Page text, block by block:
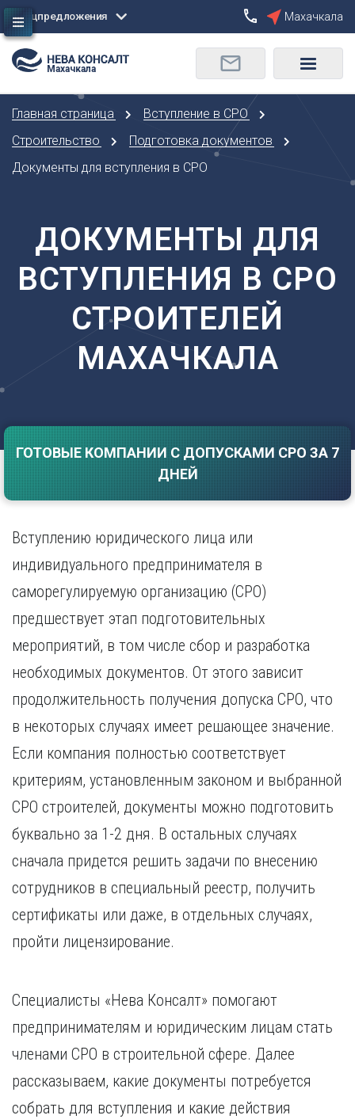
Сбросить
Москва
Санкт-Петербург
Астрахань
Барнаул
Белгород
Брянск
В
Владивосток
Владикавказ
Владимир
Волгоград
Екатеринбург
И
Иваново
Иркутск
К
Калининград
Калуга
Кемерово
Краснодар
Красноярск
Курск
Л
Липецк
М
Магнитогорск
Махачкала
Н
Набережные Челны
Нижний Новгород
Новосибирск
О
Омск
Орел
Оренбург
Р
Ростов-на-Дону
Рязань
С
Самара
Саранск
Саратов
Смоленск
Сочи
Тверь
Томск
Тула
У
Ульяновск
Уфа
Х
Хабаровск
Ч
Чебоксары
Череповец
Чита
Я
Ярославль
Спецпредложения Махачкала
Махачкала
Главная страница
Вступление в СРО
Строительство
Подготовка документов
Документы для вступления в СРО
ДОКУМЕНТЫ ДЛЯ
ВСТУПЛЕНИЯ В СРО
СТРОИТЕЛЕЙ
МАХАЧКАЛА
ГОТОВЫЕ КОМПАНИИ С ДОПУСКАМИ СРО ЗА 7
ДНЕЙ
Вступлению юридического лица или
индивидуального предпринимателя в
саморегулируемую организацию (СРО)
предшествует этап подготовительных
мероприятий, в том числе сбор и разработка
необходимых документов. От этого зависит
продолжительность получения допуска СРО, что
в некоторых случаях имеет решающее значение.
Если компания полностью соответствует
критериям, установленным законом и выбранной
СРО строителей, документы можно подготовить
буквально за 1-2 дня. В остальных случаях
сначала придется решить задачи по внесению
сотрудников в специальный реестр, получить
сертификаты или даже, в отдельных случаях,
пройти лицензирование.
Специалисты «Нева Консалт» помогают
предпринимателям и юридическим лицам стать
членами СРО в строительной сфере. Далее
рассказываем, какие документы потребуется
собрать для вступления и какие действия